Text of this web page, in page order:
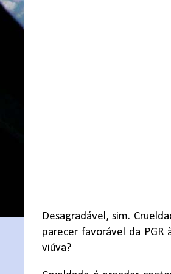
Desagradável, sim.
parecer favorável da
viúva?